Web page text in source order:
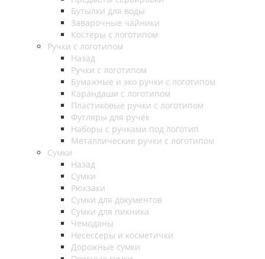
Бутылки для воды
Заварочные чайники
Костеры с логотипом
Ручки с логотипом
Назад
Ручки с логотипом
Бумажные и эко ручки с логотипом
Карандаши с логотипом
Пластиковые ручки с логотипом
Футляры для ручек
Наборы с ручками под логотип
Металлические ручки с логотипом
Сумки
Назад
Сумки
Рюкзаки
Сумки для документов
Сумки для пикника
Чемоданы
Несессеры и косметички
Дорожные сумки